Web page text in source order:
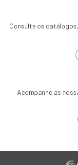
Consulte os
Acompanhe as